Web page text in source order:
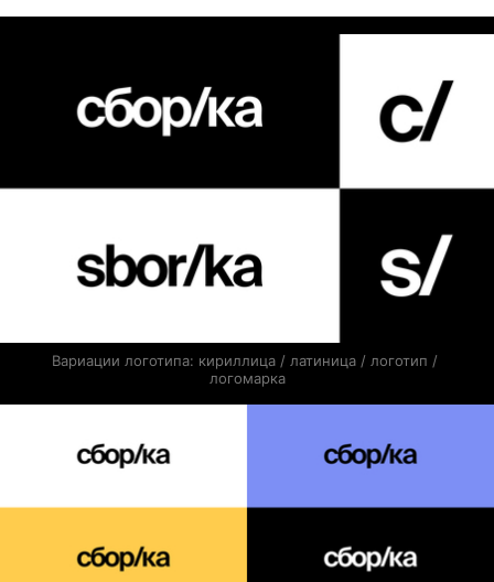
Вариации логотипа: кириллица / латиница / логотип /
логомарка